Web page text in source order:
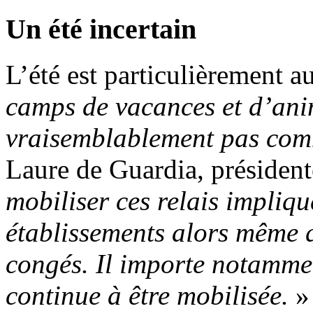
Un été incertain
L’été est particulièrement
camps de vacances et
vraisemblablement pas
Laure de Guardia,
mobiliser ces relais
établissements alors
congés. Il importe
continue à être mobilisée. »